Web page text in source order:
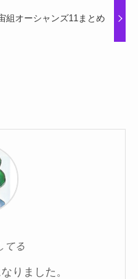
組オーシャンズ11まとめ
てる
りました。